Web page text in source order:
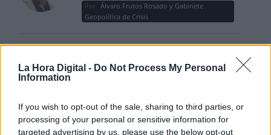
La Hora Digital - Do Not Process My Personal
Information
If you wish to opt-out of the sale, sharing to third parties, or
processing of your personal or sensitive information for
targeted advertising by us, please use the below opt-out
Por Álvaro Frutos Rosado y Gabinete
Geopolítica de Crisis
Por María Comesaña
Votantes y votados
Juan Manuel Beltrán